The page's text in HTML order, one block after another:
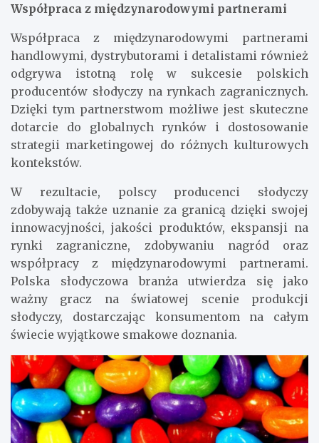
Współpraca z międzynarodowymi partnerami
Współpraca z międzynarodowymi partnerami
handlowymi, dystrybutorami i detalistami również
odgrywa istotną rolę w sukcesie polskich
producentów słodyczy na rynkach zagranicznych.
Dzięki tym partnerstwom możliwe jest skuteczne
dotarcie do globalnych rynków i dostosowanie
strategii marketingowej do różnych kulturowych
kontekstów.
W rezultacie, polscy producenci słodyczy
zdobywają także uznanie za granicą dzięki swojej
innowacyjności, jakości produktów, ekspansji na
rynki zagraniczne, zdobywaniu nagród oraz
współpracy z międzynarodowymi partnerami.
Polska słodyczowa branża utwierdza się jako
ważny gracz na światowej scenie produkcji
słodyczy, dostarczając konsumentom na całym
świecie wyjątkowe smakowe doznania.